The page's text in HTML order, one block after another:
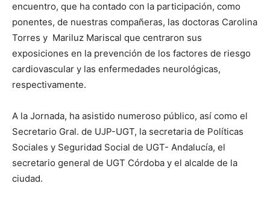
encuentro, que ha contado con la participación, como
ponentes, de nuestras compañeras, las doctoras Carolina
Torres y Mariluz Mariscal que centraron sus
exposiciones en la prevención de los factores de riesgo
cardiovascular y las enfermedades neurológicas,
respectivamente.
A la Jornada, ha asistido numeroso público, así como el
Secretario Gral. de UJP-UGT, la secretaria de Políticas
Sociales y Seguridad Social de UGT- Andalucía, el
secretario general de UGT Córdoba y el alcalde de la
ciudad.